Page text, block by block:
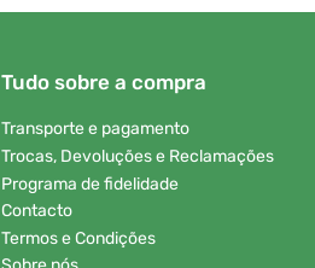
Tudo sobre a compra
Transporte e pagamento
Trocas, Devoluções e Reclamações
Programa de fidelidade
Contacto
Termos e Condições